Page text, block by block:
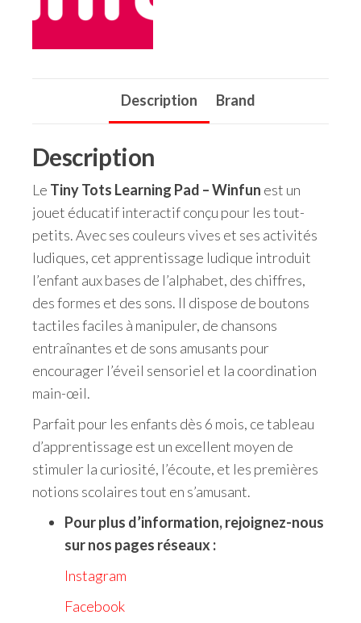
Description Brand
Description
Le Tiny Tots Learning Pad – Winfun est un
jouet éducatif interactif conçu pour les tout-
petits. Avec ses couleurs vives et ses activités
ludiques, cet apprentissage ludique introduit
l’enfant aux bases de l’alphabet, des chiffres,
des formes et des sons. Il dispose de boutons
tactiles faciles à manipuler, de chansons
entraînantes et de sons amusants pour
encourager l’éveil sensoriel et la coordination
main-œil.
Parfait pour les enfants dès 6 mois, ce tableau
d’apprentissage est un excellent moyen de
stimuler la curiosité, l’écoute, et les premières
notions scolaires tout en s’amusant.
Pour plus d’information, rejoignez-nous
sur nos pages réseaux :
Instagram
Facebook